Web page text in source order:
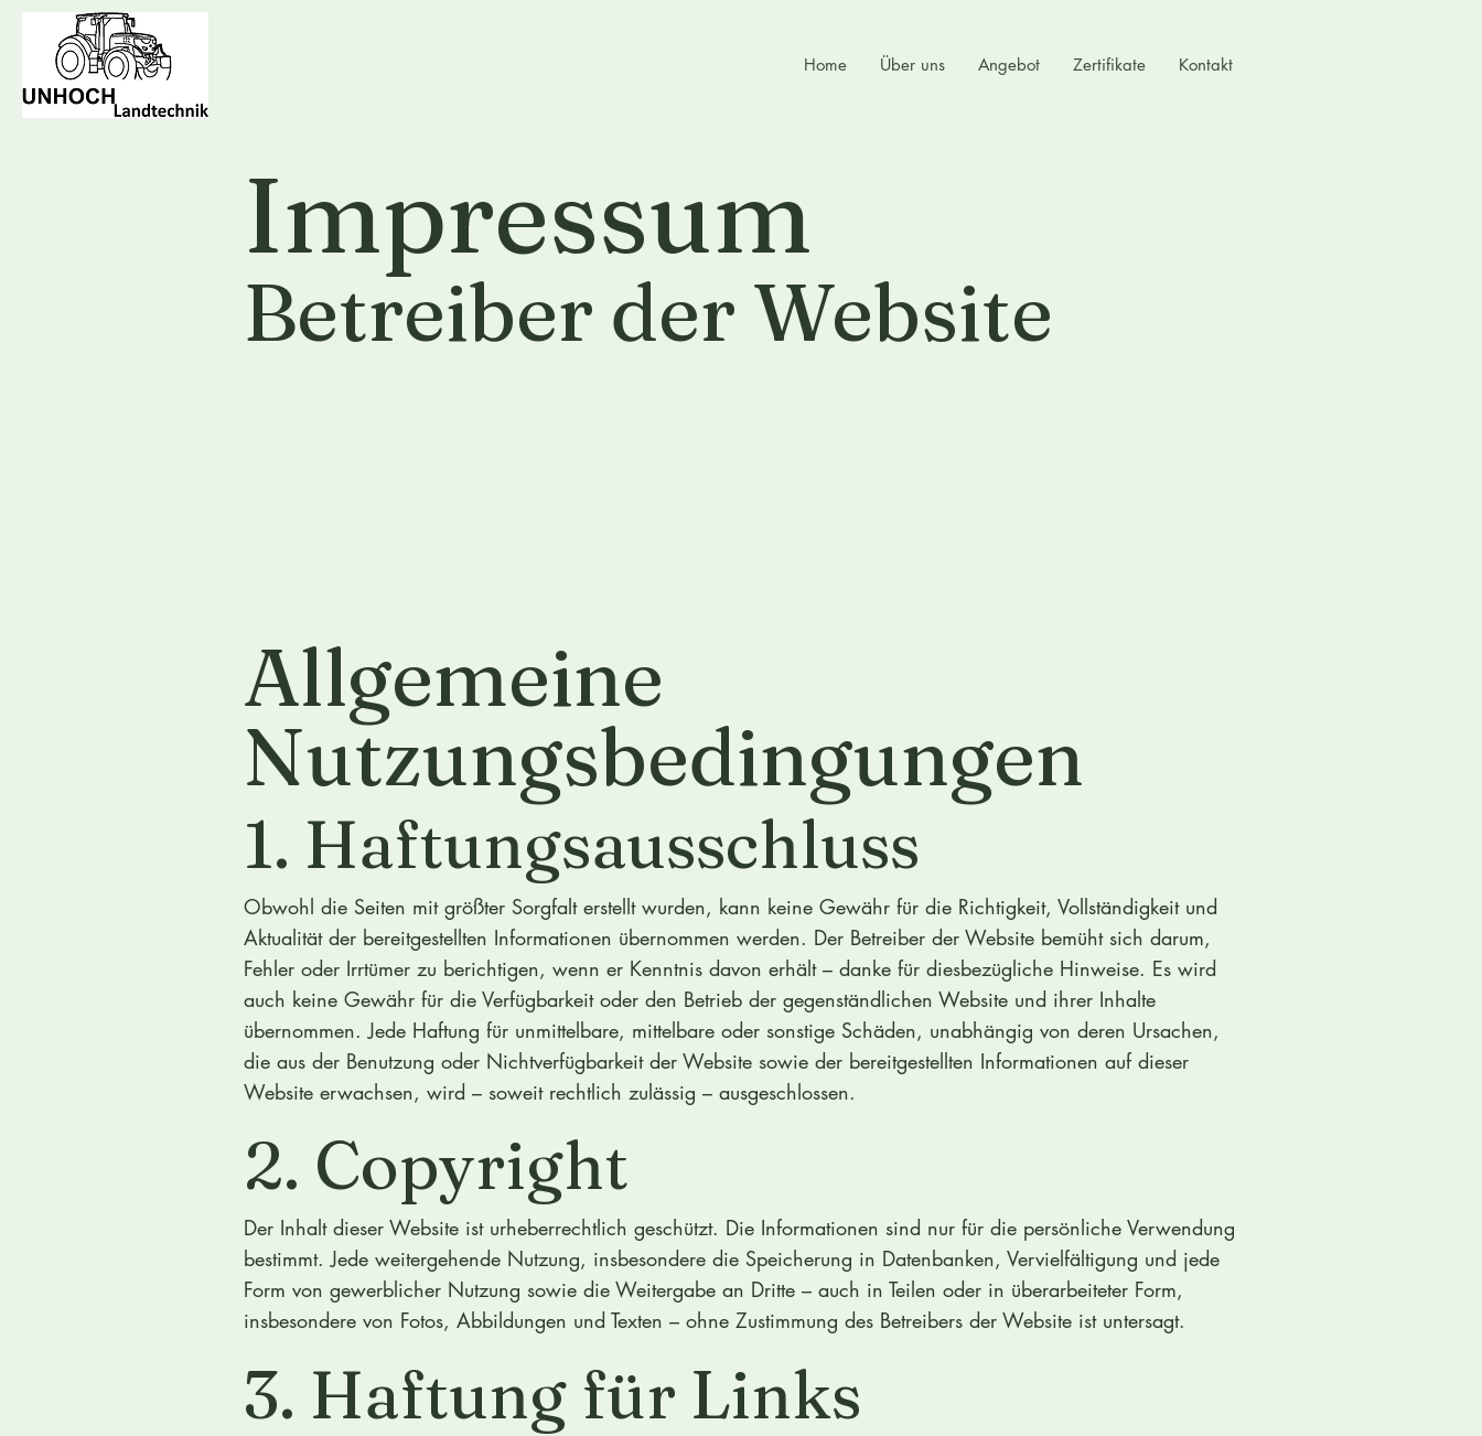
Home Über uns Angebot Zertifikate Kontakt
Impressum
Betreiber der Website
Allgemeine
Nutzungsbedingungen
1. Haftungsausschluss
Obwohl die Seiten mit größter Sorgfalt erstellt wurden, kann keine Gewähr für die Richtigkeit, Vollständigkeit und
Aktualität der bereitgestellten Informationen übernommen werden. Der Betreiber der Website bemüht sich darum,
Fehler oder Irrtümer zu berichtigen, wenn er Kenntnis davon erhält – danke für diesbezügliche Hinweise. Es wird
auch keine Gewähr für die Verfügbarkeit oder den Betrieb der gegenständlichen Website und ihrer Inhalte
übernommen. Jede Haftung für unmittelbare, mittelbare oder sonstige Schäden, unabhängig von deren Ursachen,
die aus der Benutzung oder Nichtverfügbarkeit der Website sowie der bereitgestellten Informationen auf dieser
Website erwachsen, wird – soweit rechtlich zulässig – ausgeschlossen.
2. Copyright
Der Inhalt dieser Website ist urheberrechtlich geschützt. Die Informationen sind nur für die persönliche Verwendung
bestimmt. Jede weitergehende Nutzung, insbesondere die Speicherung in Datenbanken, Vervielfältigung und jede
Form von gewerblicher Nutzung sowie die Weitergabe an Dritte – auch in Teilen oder in überarbeiteter Form,
insbesondere von Fotos, Abbildungen und Texten – ohne Zustimmung des Betreibers der Website ist untersagt.
3. Haftung für Links